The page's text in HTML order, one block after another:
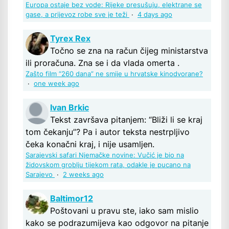
Europa ostaje bez vode: Rijeke presušuju, elektrane se
gase, a prijevoz robe sve je teži · 4 days ago
Tyrex Rex
Točno se zna na račun čijeg ministarstva
ili proračuna. Zna se i da vlada omerta .
Zašto film “260 dana” ne smije u hrvatske kinodvorane?
· one week ago
Ivan Brkic
Tekst završava pitanjem: “Bliži li se kraj
tom čekanju”? Pa i autor teksta nestrpljivo
čeka konačni kraj, i nije usamljen.
Sarajevski safari Njemačke novine: Vučić je bio na
židovskom groblju tijekom rata, odakle je pucano na
Sarajevo
· 2 weeks ago
Baltimor12
Poštovani u pravu ste, iako sam mislio
kako se podrazumijeva kao odgovor na pitanje